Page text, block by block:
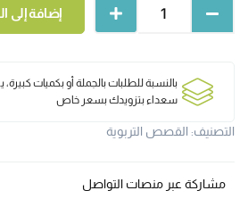
إضافة إلى
بالنسبة للطلبات بالجملة أو بكميات
سعداء بتزويدك بسعر خاص
التصنيف: القصص التربوية
مشاركة عبر منصات التواصل